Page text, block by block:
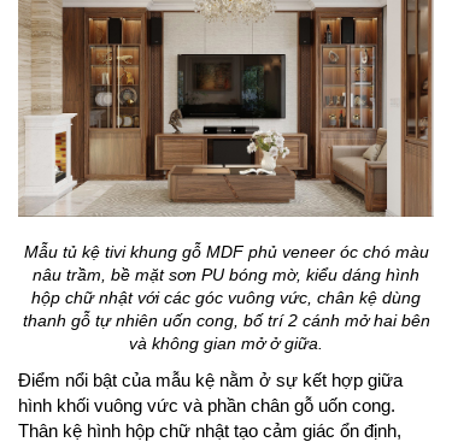
Mẫu tủ kệ tivi khung gỗ MDF phủ veneer óc chó màu
nâu trầm, bề mặt sơn PU bóng mờ, kiểu dáng hình
hộp chữ nhật với các góc vuông vức, chân kệ dùng
thanh gỗ tự nhiên uốn cong, bố trí 2 cánh mở hai bên
và không gian mở ở giữa.
Điểm nổi bật của mẫu kệ nằm ở sự kết hợp giữa
hình khối vuông vức và phần chân gỗ uốn cong.
Thân kệ hình hộp chữ nhật tạo cảm giác ổn định,